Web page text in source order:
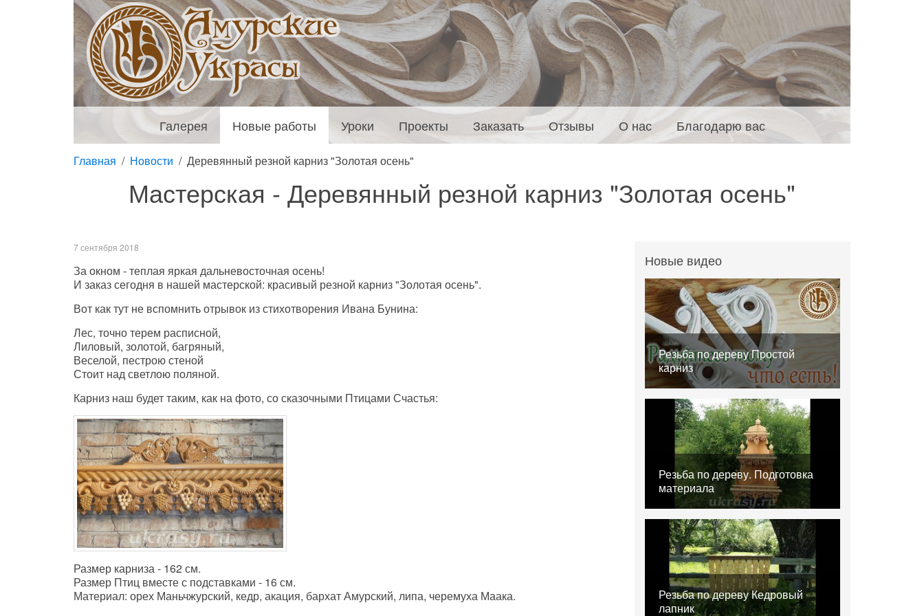
Галерея Новые работы Уроки Проекты Заказать Отзывы О нас Благодарю вас
Главная Новости Деревянный резной карниз "Золотая осень"
Мастерская - Деревянный резной карниз "Золотая осень"
7 сентября 2018
За окном - теплая яркая дальневосточная осень!
И заказ сегодня в нашей мастерской: красивый резной карниз "Золотая осень".
Вот как тут не вспомнить отрывок из стихотворения Ивана Бунина:
Лес, точно терем расписной,
Лиловый, золотой, багряный,
Веселой, пестрою стеной
Стоит над светлою поляной.
Карниз наш будет таким, как на фото, со сказочными Птицами Счастья:
Размер карниза - 162 см.
Размер Птиц вместе с подставками - 16 см.
Материал: орех Маньчжурский, кедр, акация, бархат Амурский, липа, черемуха Маака.
Новые видео
Резьба по дереву Простой
карниз
Резьба по дереву. Подготовка
материала
Резьба по дереву Кедровый
лапник